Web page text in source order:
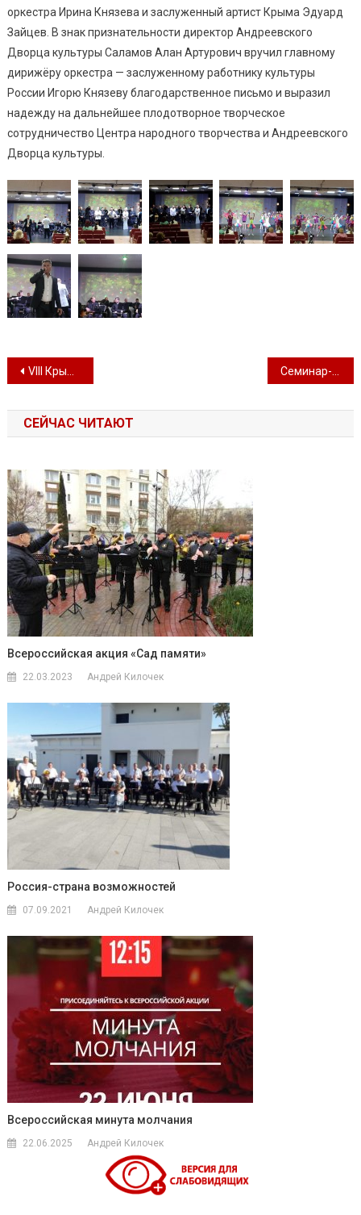
оркестра Ирина Князева и заслуженный артист Крыма Эдуард
Зайцев. В знак признательности директор Андреевского
Дворца культуры Саламов Алан Артурович вручил главному
дирижёру оркестра — заслуженному работнику культуры
России Игорю Князеву благодарственное письмо и выразил
надежду на дальнейшее плодотворное творческое
сотрудничество Центра народного творчества и Андреевского
Дворца культуры.
Навигация по записям
VIII Крымский военно-исторический фестиваль Семинар-практикум «Формирование государственного задания»
СЕЙЧАС ЧИТАЮТ
Всероссийская акция «Сад памяти»
22.03.2023 Андрей Килочек
Россия-страна возможностей
07.09.2021 Андрей Килочек
Всероссийская минута молчания
22.06.2025 Андрей Килочек